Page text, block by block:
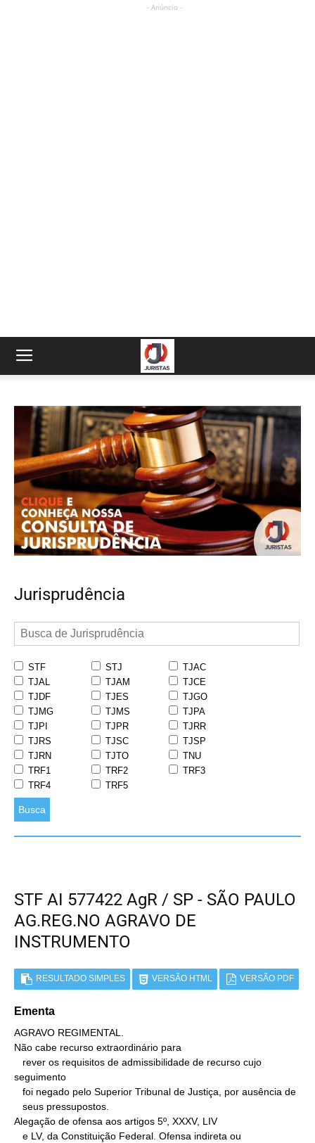
- Anúncio -
Jurisprudência
STF STJ
TJAC
TJAL
TJAM
TJCE
TJDF
TJES
TJGO
TJMG
TJMS
TJPA
TJPI
TJPR
TJRR
TJRS
TJSC
TJSP
TJRN
TJTO
TNU
TRF1
TRF2
TRF3
TRF4
TRF5
Busca
STF AI 577422 AgR / SP - SÃO PAULO
AG.REG.NO AGRAVO DE
INSTRUMENTO
RESULTADO SIMPLES VERSÃO HTML VERSÃO PDF
Ementa
AGRAVO REGIMENTAL.
Não cabe recurso extraordinário para
seguimento
Alegação de ofensa aos artigos 5º, XXXV, LIV